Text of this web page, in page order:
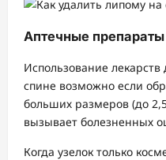
Аптечные препараты
Использование
спине возможно если
больших размеров (до
вызывает болезненных
Когда узелок только